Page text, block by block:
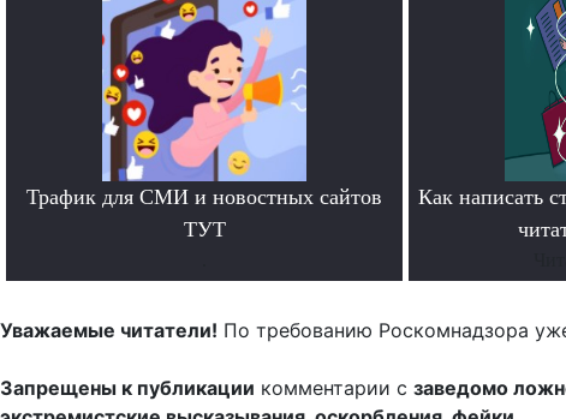
Трафик для СМИ и новостных сайтов
ТУТ
Как написать
Уважаемые читатели! По требованию Роскомнадзора
Запрещены к публикации комментарии с заведомо